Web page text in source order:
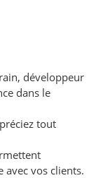
développeur
dans le
tout
avec vos clients.